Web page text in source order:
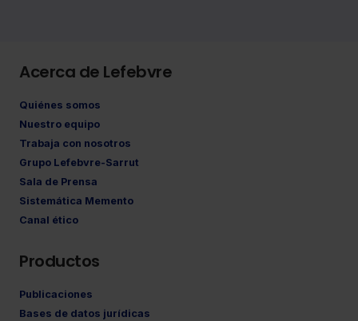
Acerca de Lefebvre
Quiénes somos
Nuestro equipo
Trabaja con nosotros
Grupo Lefebvre-Sarrut
Sala de Prensa
Sistemática Memento
Canal ético
Productos
Publicaciones
Bases de datos jurídicas